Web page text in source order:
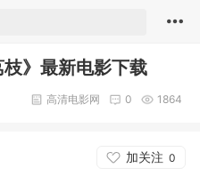
》最新电影下载
1864
0
高清电影网
加关注 0